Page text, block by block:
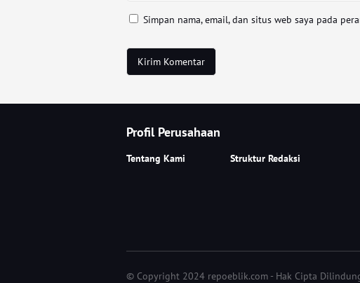
Simpan nama, email, dan situs web saya pada
Profil Perusahaan
Tentang Kami Struktur Redaksi
© Copyright 2024 repoeblik.com - Hak Cipta